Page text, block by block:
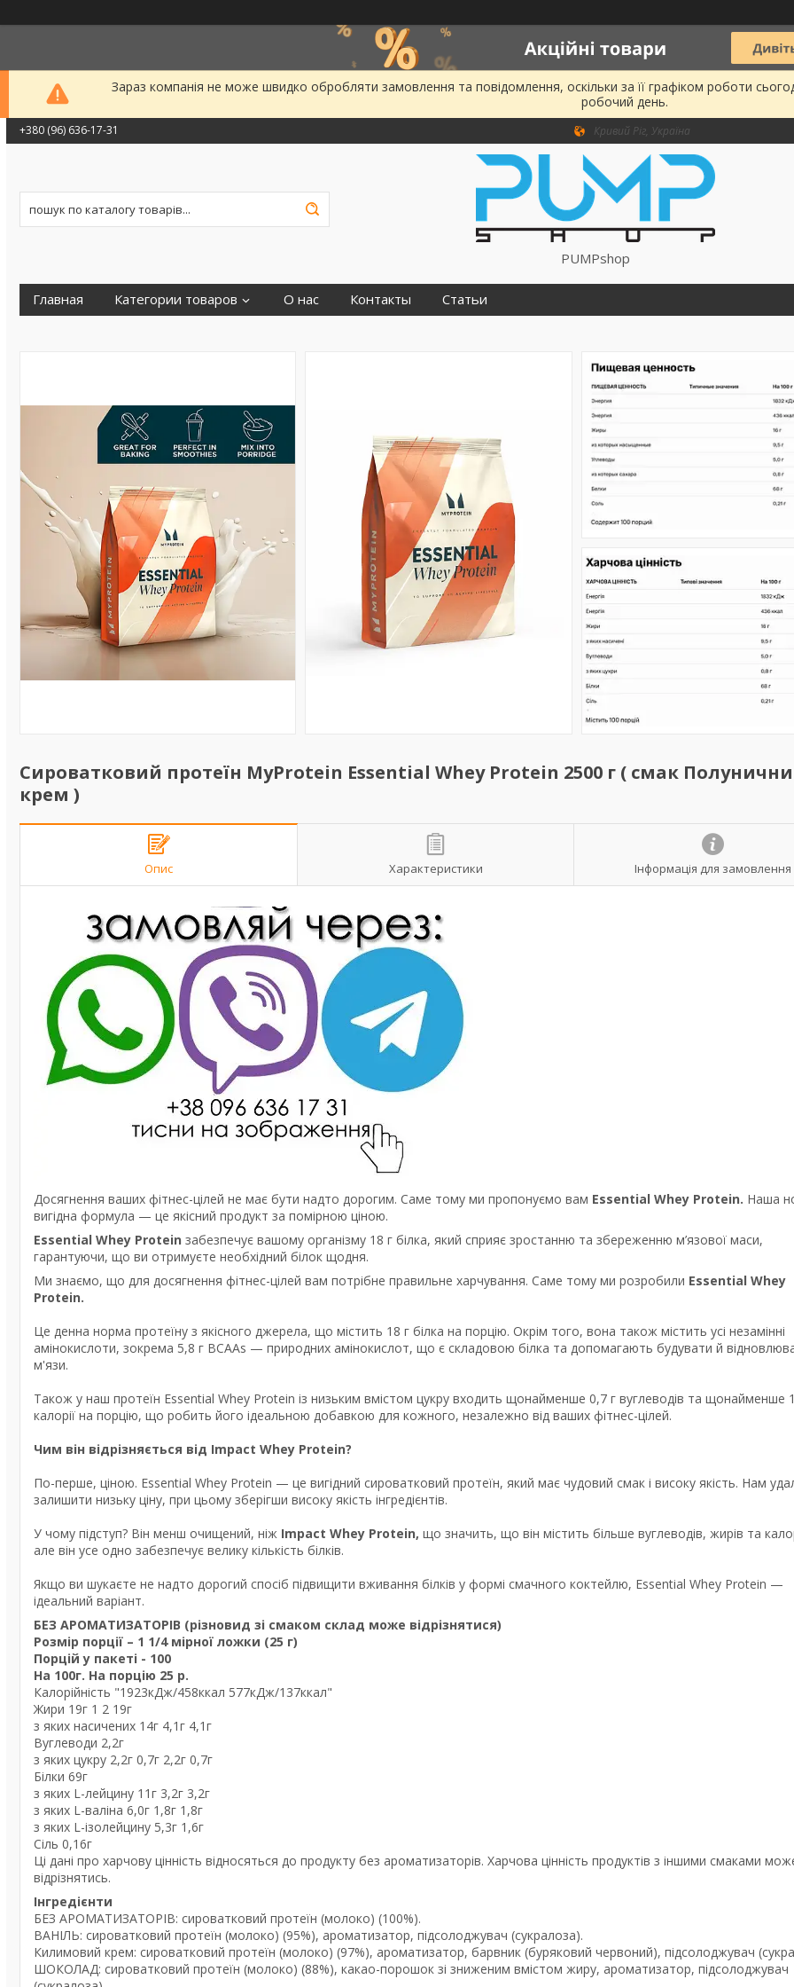
Зараз компанія не може швидко обробляти замовлення та повідомлення, оскільки за її графіком роботи
робочий день.
+380 (96) 636-17-31 Кривий Ріг, Україна
PUMPshop
Главная Категории товаров О нас Контакты Статьи
Сироватковий протеїн MyProtein Essential Whey Protein 2500 г ( смак
крем )
Опис Характеристики Інформація для замовлення
Досягнення ваших фітнес-цілей не має бути надто дорогим. Саме тому ми пропонуємо вам Essential Whey Protein. Наша
вигідна формула — це якісний продукт за помірною ціною.
Essential Whey Protein забезпечує вашому організму 18 г білка, який сприяє зростанню та збереженню м’язової маси,
гарантуючи, що ви отримуєте необхідний білок щодня.
Ми знаємо, що для досягнення фітнес-цілей вам потрібне правильне харчування. Саме тому ми розробили Essential Whey
Protein.
Це денна норма протеїну з якісного джерела, що містить 18 г білка на порцію. Окрім того, вона також містить усі незамінні
амінокислоти, зокрема 5,8 г BCAAs — природних амінокислот, що є складовою білка та допомагають будувати й
м'язи.
Також у наш протеїн Essential Whey Protein із низьким вмістом цукру входить щонайменше 0,7 г вуглеводів та щонайменше
калорії на порцію, що робить його ідеальною добавкою для кожного, незалежно від ваших фітнес-цілей.
Чим він відрізняється від Impact Whey Protein?
По-перше, ціною. Essential Whey Protein — це вигідний сироватковий протеїн, який має чудовий смак і високу якість. Нам
залишити низьку ціну, при цьому зберігши високу якість інгредієнтів.
У чому підступ? Він менш очищений, ніж Impact Whey Protein, що значить, що він містить більше вуглеводів, жирів та
але він усе одно забезпечує велику кількість білків.
Якщо ви шукаєте не надто дорогий спосіб підвищити вживання білків у формі смачного коктейлю, Essential Whey Protein —
ідеальний варіант.
БЕЗ АРОМАТИЗАТОРІВ (різновид зі смаком склад може відрізнятися)
Розмір порції – 1 1/4 мірної ложки (25 г)
Порцій у пакеті - 100
На 100г. На порцію 25 р.
Калорійність "1923кДж/458ккал 577кДж/137ккал"
Жири 19г 1 2 19г
з яких насичених 14г 4,1г 4,1г
Вуглеводи 2,2г
з яких цукру 2,2г 0,7г 2,2г 0,7г
Білки 69г
з яких L-лейцину 11г 3,2г 3,2г
з яких L-валіна 6,0г 1,8г 1,8г
з яких L-ізолейцину 5,3г 1,6г
Сіль 0,16г
Ці дані про харчову цінність відносяться до продукту без ароматизаторів. Харчова цінність продуктів з іншими смаками
відрізнятись.
Інгредієнти
БЕЗ АРОМАТИЗАТОРІВ: сироватковий протеїн (молоко) (100%).
ВАНІЛЬ: сироватковий протеїн (молоко) (95%), ароматизатор, підсолоджувач (сукралоза).
Килимовий крем: сироватковий протеїн (молоко) (97%), ароматизатор, барвник (буряковий червоний), підсолоджувач
ШОКОЛАД: сироватковий протеїн (молоко) (88%), какао-порошок зі зниженим вмістом жиру, ароматизатор, підсолоджувач